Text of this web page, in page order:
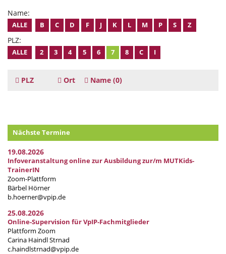
Name:
ALLE B C D F J K L M P S Z
PLZ:
ALLE 2 3 4 5 6 7 8 C I
PLZ Ort Name (0)
Nächste Termine
19.08.2026
Infoveranstaltung online zur Ausbildung zur/m MUTKids-
TrainerIN
Zoom-Plattform
Bärbel Hörner
b.hoerner@vpip.de
25.08.2026
Online-Supervision für VpIP-Fachmitglieder
Plattform Zoom
Carina Haindl Strnad
c.haindlstrnad@vpip.de